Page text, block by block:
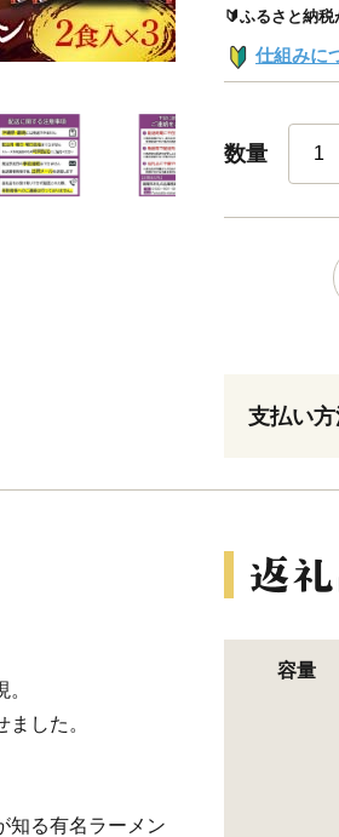
🔰ふるさと納
仕組みに
数量
支払い
した。
知る有名ラーメン
容量